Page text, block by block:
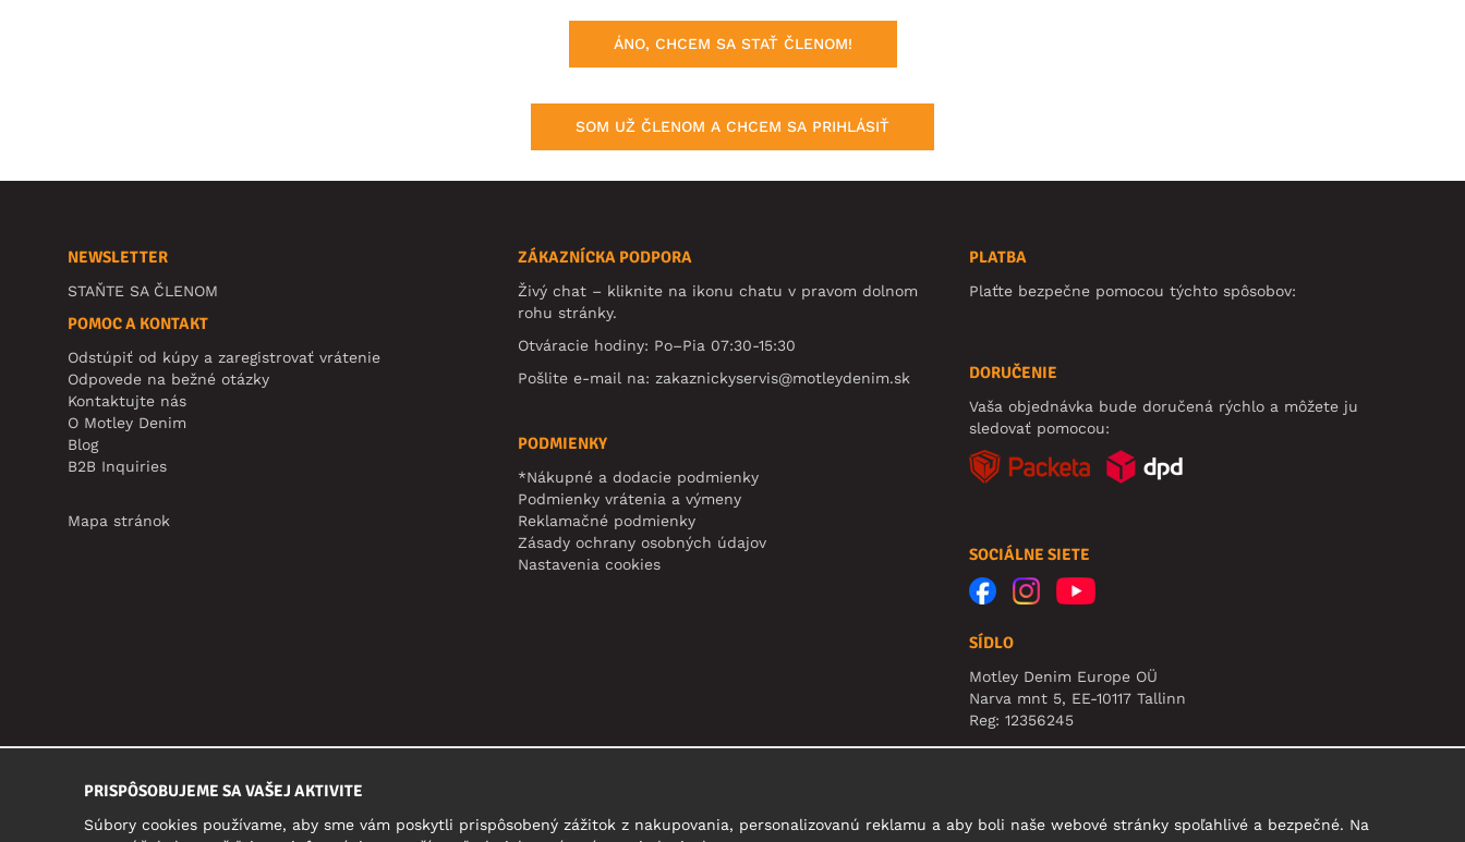
ÁNO, CHCEM SA STAŤ ČLENOM!
SOM UŽ ČLENOM A CHCEM SA PRIHLÁSIŤ
NEWSLETTER
STAŇTE SA ČLENOM
POMOC A KONTAKT
Odstúpiť od kúpy a zaregistrovať vrátenie
Odpovede na bežné otázky
Kontaktujte nás
O Motley Denim
Blog
B2B Inquiries
Mapa stránok
ZÁKAZNÍCKA PODPORA
Živý chat – kliknite na ikonu chatu v pravom dolnom
rohu stránky.
Otváracie hodiny: Po–Pia 07:30-15:30
Pošlite e-mail na:zakaznickyservis@motleydenim.sk
PODMIENKY
*Nákupné a dodacie podmienky
Podmienky vrátenia a výmeny
Reklamačné podmienky
Zásady ochrany osobných údajov
Nastavenia cookies
PLATBA
Plaťte bezpečne pomocou týchto spôsobov:
DORUČENIE
Vaša objednávka bude doručená rýchlo a môžete ju
sledovať pomocou:
SOCIÁLNE SIETE
SÍDLO
Motley Denim Europe OÜ
Narva mnt 5, EE-10117 Tallinn
Reg: 12356245
Upozornenie: Na túto adresu **neposielajte vrátený
PRISPÔSOBUJEME SA VAŠEJ AKTIVITE
Súbory cookies používame, aby sme vám poskytli prispôsobený zážitok z nakupovania, personalizovanú reklamu a aby boli naše webové stránky spoľahlivé a bezpečné. Na